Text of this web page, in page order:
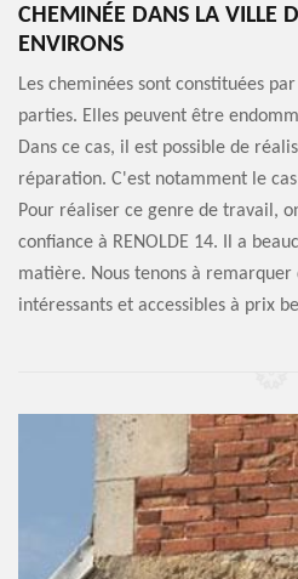
CHEMINÉE DANS LA VILLE
ENVIRONS
Les cheminées sont constituées
parties. Elles peuvent être
Dans ce cas, il est possible de
réparation. C'est notamment le
Pour réaliser ce genre de travail,
confiance à RENOLDE 14. Il a
matière. Nous tenons à
intéressants et accessibles à prix